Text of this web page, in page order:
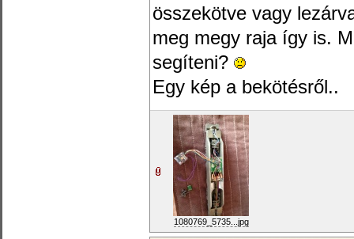
összekötve vagy
meg megy raja így is.
segíteni?
Egy kép a bekötésről..
1080769_5735...jpg